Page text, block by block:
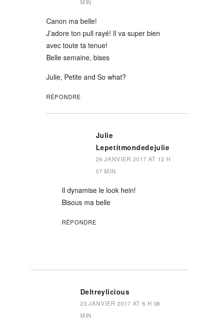
MIN
Canon ma belle!
J’adore ton pull rayé! Il va super bien
avec toute ta tenue!
Belle semaine, bises
Julie, Petite and So what?
RÉPONDRE
Julie
Lepetitmondedejulie
26 JANVIER 2017 AT 12 H
07 MIN
Il dynamise le look hein!
Bisous ma belle
RÉPONDRE
Deltreylicious
23 JANVIER 2017 AT 8 H 08
MIN